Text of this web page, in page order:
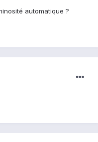
automatique ?